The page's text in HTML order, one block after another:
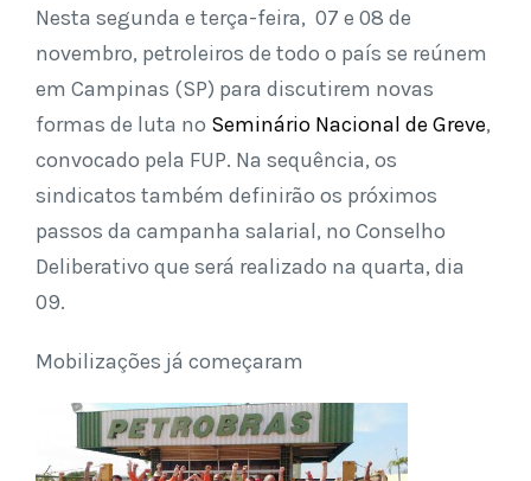
Nesta segunda e terça-feira, 07 e 08 de
novembro, petroleiros de todo o país se reúnem
em Campinas (SP) para discutirem novas
formas de luta no Seminário Nacional de Greve,
convocado pela FUP. Na sequência, os
sindicatos também definirão os próximos
passos da campanha salarial, no Conselho
Deliberativo que será realizado na quarta, dia
09.
Mobilizações já começaram